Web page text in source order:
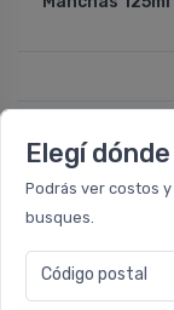
Elegí
Podrás ver costos
busques.
Código postal
Nuestras